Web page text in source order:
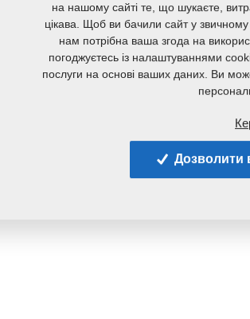
на нашому сайті те, що шукаєте,
цікава. Щоб ви бачили сайт у
нам потрібна ваша згода на
погоджуєтесь із налаштуваннями
послуги на основі ваших даних. Ви
Дозволити